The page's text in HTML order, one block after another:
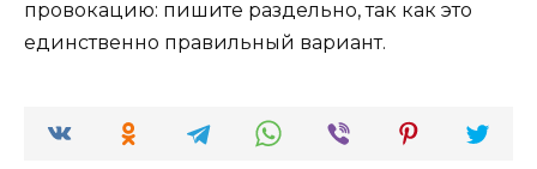
провокацию: пишите раздельно, так как это
единственно правильный вариант.